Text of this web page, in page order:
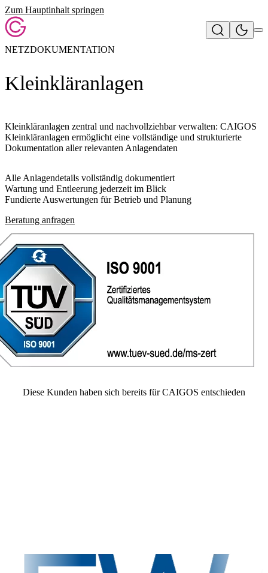
Zum Hauptinhalt springen
NETZDOKUMENTATION
Kleinkläranlagen
Kleinkläranlagen zentral und nachvollziehbar verwalten: CAIGOS
Kleinkläranlagen ermöglicht eine vollständige und strukturierte
Dokumentation aller relevanten Anlagendaten
Alle Anlagendetails vollständig dokumentiert
Wartung und Entleerung jederzeit im Blick
Fundierte Auswertungen für Betrieb und Planung
Beratung anfragen
Diese Kunden haben sich bereits für CAIGOS entschieden